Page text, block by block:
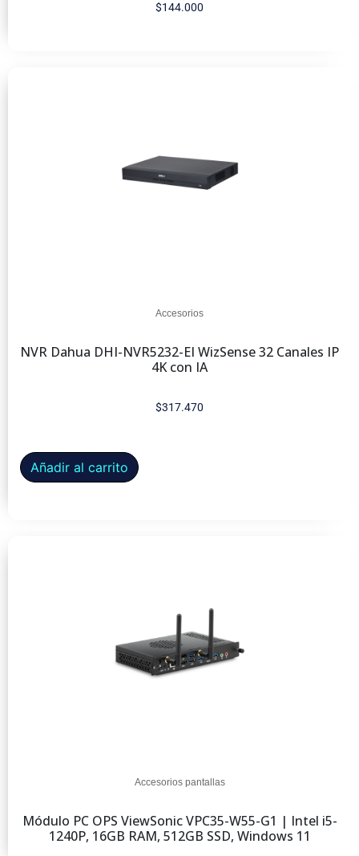
$144.000
Accesorios
NVR Dahua DHI-NVR5232-EI WizSense 32 Canales IP
4K con IA
$317.470
Añadir al carrito
Accesorios pantallas
Módulo PC OPS ViewSonic VPC35-W55-G1 | Intel i5-
1240P, 16GB RAM, 512GB SSD, Windows 11